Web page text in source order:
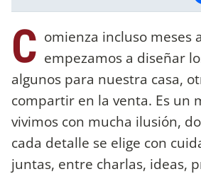
C omienza incluso meses
empezamos a diseñar
algunos para nuestra casa,
compartir en la venta. Es un
vivimos con mucha ilusión,
cada detalle se elige con
juntas, entre charlas, ideas,